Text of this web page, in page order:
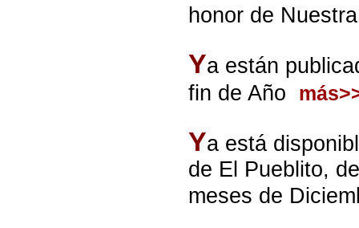
honor de
Ya están
fin de Año
Ya está
de El Pueblito,
meses de